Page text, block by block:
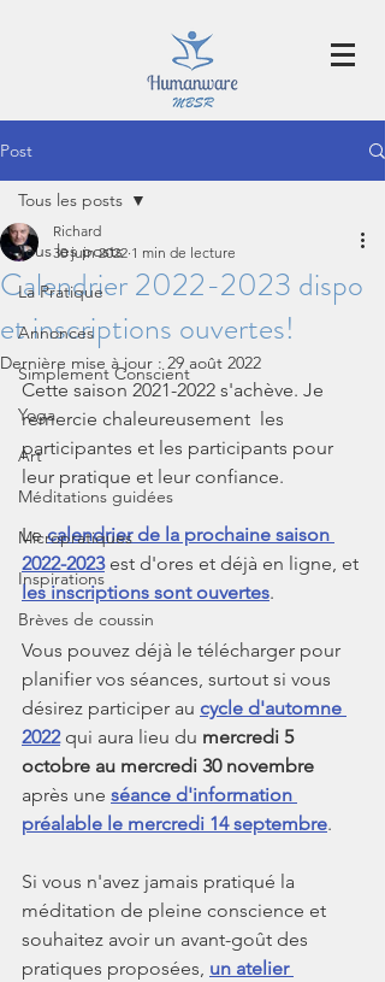
Post
Tous les posts
La Pratique
Annonces
Simplement Conscient
Yoga
Art
Méditations guidées
Micropratiques
Inspirations
Brèves de coussin
Tous les posts
Calendrier 2022-2023 dispo
et inscriptions ouvertes!
Richard
30 juin 2022 1 min de lecture
Dernière mise à jour :29 août 2022
Cette saison 2021-2022 s'achève. Je
remercie chaleureusement  les
participantes et les participants pour
leur pratique et leur confiance.
Le calendrier de la prochaine saison
2022-2023 est d'ores et déjà en ligne, et
les inscriptions sont ouvertes.
Vous pouvez déjà le télécharger pour
planifier vos séances, surtout si vous
désirez participer au cycle d'automne
2022 qui aura lieu du mercredi 5
octobre au mercredi 30 novembre
après une séance d'information
préalable le mercredi 14 septembre.
Si vous n'avez jamais pratiqué la
méditation de pleine conscience et
souhaitez avoir un avant-goût des
pratiques proposées, un atelier